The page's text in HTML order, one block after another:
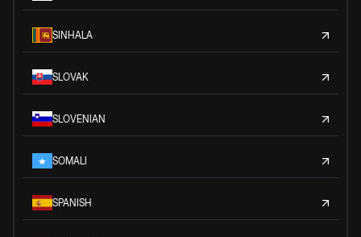
SINHALA
SLOVAK
SLOVENIAN
SOMALI
SPANISH